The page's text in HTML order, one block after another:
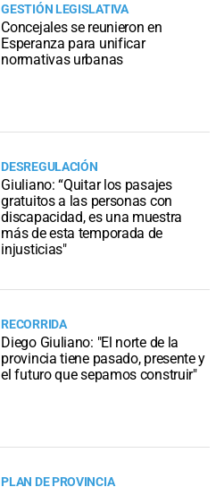
GESTIÓN LEGISLATIVA
Concejales se reunieron en
Esperanza para unificar
normativas urbanas
DESREGULACIÓN
Giuliano: “Quitar los pasajes
gratuitos a las personas con
discapacidad, es una muestra
más de esta temporada de
injusticias"
RECORRIDA
Diego Giuliano: "El norte de la
provincia tiene pasado, presente y
el futuro que sepamos construir"
PLAN DE PROVINCIA